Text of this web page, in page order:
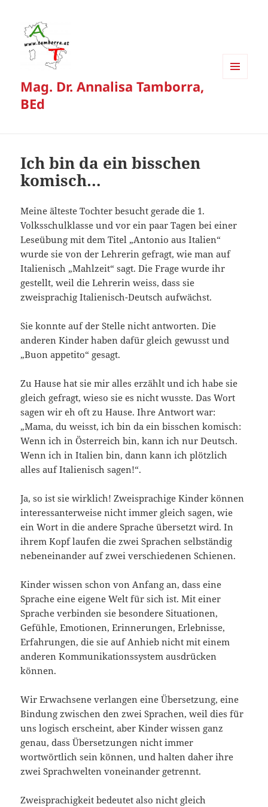
Mag. Dr. Annalisa Tamborra,
BEd
Ich bin da ein bisschen
komisch…
Meine älteste Tochter besucht gerade die 1.
Volksschulklasse und vor ein paar Tagen bei einer
Leseübung mit dem Titel „Antonio aus Italien“
wurde sie von der Lehrerin gefragt, wie man auf
Italienisch „Mahlzeit“ sagt. Die Frage wurde ihr
gestellt, weil die Lehrerin weiss, dass sie
zweisprachig Italienisch-Deutsch aufwächst.
Sie konnte auf der Stelle nicht antworten. Die
anderen Kinder haben dafür gleich gewusst und
„Buon appetito“ gesagt.
Zu Hause hat sie mir alles erzählt und ich habe sie
gleich gefragt, wieso sie es nicht wusste. Das Wort
sagen wir eh oft zu Hause. Ihre Antwort war:
„Mama, du weisst, ich bin da ein bisschen komisch:
Wenn ich in Österreich bin, kann ich nur Deutsch.
Wenn ich in Italien bin, dann kann ich plötzlich
alles auf Italienisch sagen!“.
Ja, so ist sie wirklich! Zweisprachige Kinder können
interessanterweise nicht immer gleich sagen, wie
ein Wort in die andere Sprache übersetzt wird. In
ihrem Kopf laufen die zwei Sprachen selbständig
nebeneinander auf zwei verschiedenen Schienen.
Kinder wissen schon von Anfang an, dass eine
Sprache eine eigene Welt für sich ist. Mit einer
Sprache verbinden sie besondere Situationen,
Gefühle, Emotionen, Erinnerungen, Erlebnisse,
Erfahrungen, die sie auf Anhieb nicht mit einem
anderen Kommunikationssystem ausdrücken
können.
Wir Erwachsene verlangen eine Übersetzung, eine
Bindung zwischen den zwei Sprachen, weil dies für
uns logisch erscheint, aber Kinder wissen ganz
genau, dass Übersetzungen nicht immer
wortwörtlich sein können, und halten daher ihre
zwei Sprachwelten voneinander getrennt.
Zweisprachigkeit bedeutet also nicht gleich